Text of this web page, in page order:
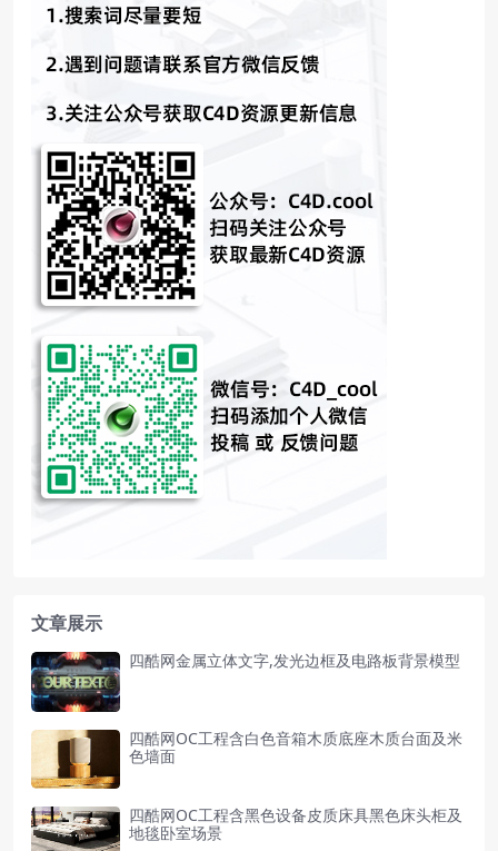
文章展示
四酷网金属立体文字,发光边框及电路板背景模型
四酷网OC工程含白色音箱木质底座木质台面及米
色墙面
四酷网OC工程含黑色设备皮质床具黑色床头柜及
地毯卧室场景